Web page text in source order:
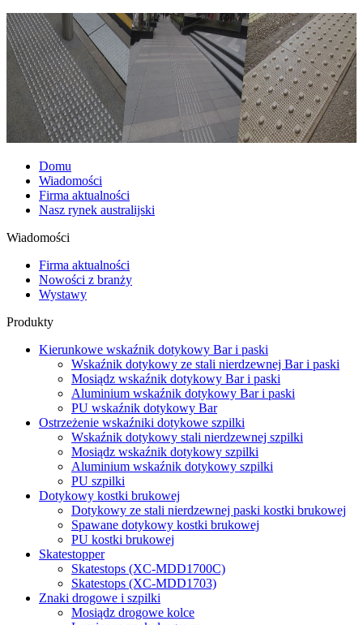
Domu
Wiadomości
Firma aktualności
Nasz rynek australijski
Wiadomości
Firma aktualności
Nowości z branży
Wystawy
Produkty
Kierunkowe wskaźnik dotykowy Bar i paski
Wskaźnik dotykowy ze stali nierdzewnej Bar i paski
Mosiądz wskaźnik dotykowy Bar i paski
Aluminium wskaźnik dotykowy Bar i paski
PU wskaźnik dotykowy Bar
Ostrzeżenie wskaźniki dotykowe szpilki
Wskaźnik dotykowy stali nierdzewnej szpilki
Mosiądz wskaźnik dotykowy szpilki
Aluminium wskaźnik dotykowy szpilki
PU szpilki
Dotykowy kostki brukowej
Dotykowy ze stali nierdzewnej paski kostki brukowej
Spawane dotykowy kostki brukowej
PU kostki brukowej
Skatestopper
Skatestops (XC-MDD1700C)
Skatestops (XC-MDD1703)
Znaki drogowe i szpilki
Mosiądz drogowe kolce